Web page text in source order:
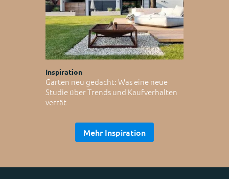
Inspiration
Garten neu gedacht: Was eine neue
Studie über Trends und Kaufverhalten
verrät
Mehr Inspiration